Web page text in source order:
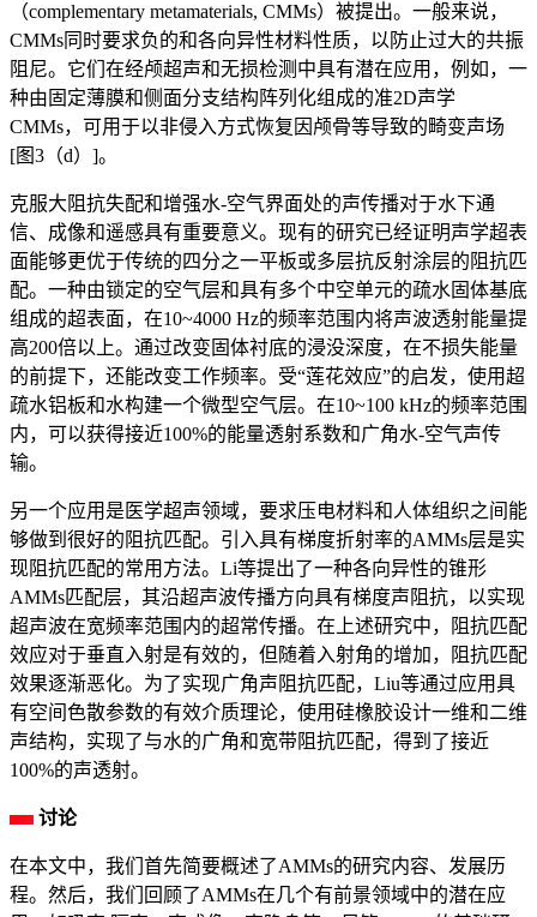
（complementary metamaterials, CMMs）被提出。一般来说，
CMMs同时要求负的和各向异性材料性质，以防止过大的共振
阻尼。它们在经颅超声和无损检测中具有潜在应用，例如，一
种由固定薄膜和侧面分支结构阵列化组成的准2D声学
CMMs，可用于以非侵入方式恢复因颅骨等导致的畸变声场
[图3（d）]。
克服大阻抗失配和增强水-空气界面处的声传播对于水下通
信、成像和遥感具有重要意义。现有的研究已经证明声学超表
面能够更优于传统的四分之一平板或多层抗反射涂层的阻抗匹
配。一种由锁定的空气层和具有多个中空单元的疏水固体基底
组成的超表面，在10~4000 Hz的频率范围内将声波透射能量提
高200倍以上。通过改变固体衬底的浸没深度，在不损失能量
的前提下，还能改变工作频率。受“莲花效应”的启发，使用超
疏水铝板和水构建一个微型空气层。在10~100 kHz的频率范围
内，可以获得接近100%的能量透射系数和广角水-空气声传
输。
另一个应用是医学超声领域，要求压电材料和人体组织之间能
够做到很好的阻抗匹配。引入具有梯度折射率的AMMs层是实
现阻抗匹配的常用方法。Li等提出了一种各向异性的锥形
AMMs匹配层，其沿超声波传播方向具有梯度声阻抗，以实现
超声波在宽频率范围内的超常传播。在上述研究中，阻抗匹配
效应对于垂直入射是有效的，但随着入射角的增加，阻抗匹配
效果逐渐恶化。为了实现广角声阻抗匹配，Liu等通过应用具
有空间色散参数的有效介质理论，使用硅橡胶设计一维和二维
声结构，实现了与水的广角和宽带阻抗匹配，得到了接近
100%的声透射。
讨论
在本文中，我们首先简要概述了AMMs的研究内容、发展历
程。然后，我们回顾了AMMs在几个有前景领域中的潜在应